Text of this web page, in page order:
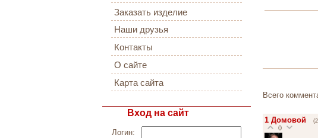
Заказать изделие
Наши друзья
Контакты
О сайте
Карта сайта
Вход на сайт
Логин:
Всего
1 Домовой
0